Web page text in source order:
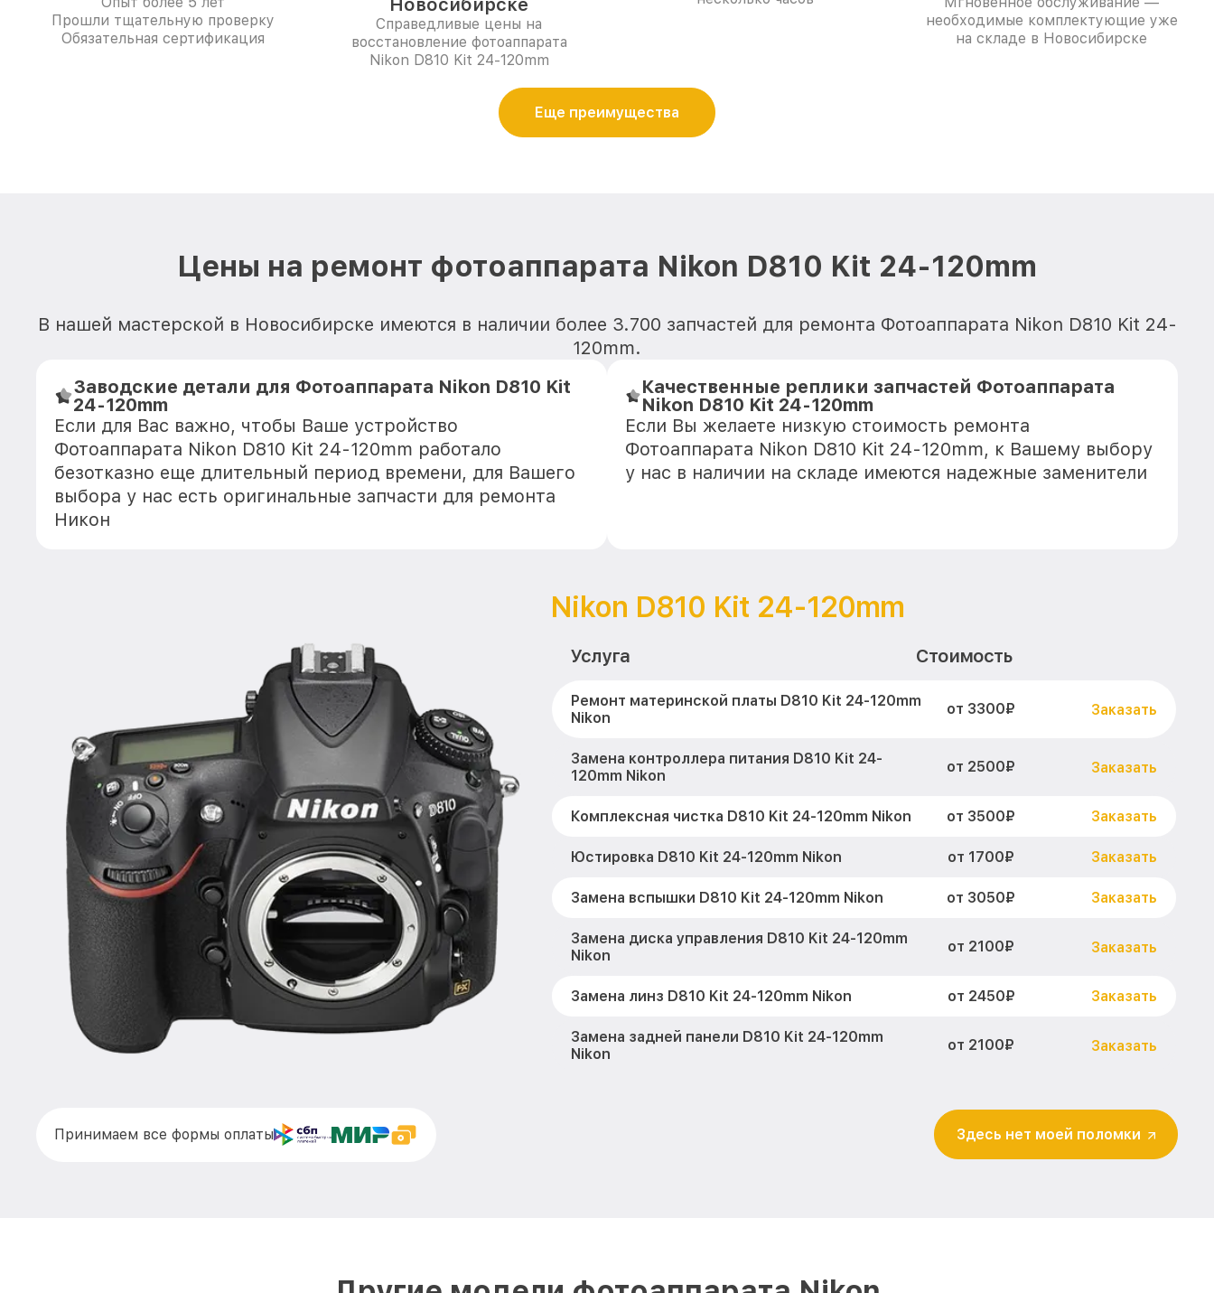
Прошли тщательную проверку
Обязательная сертификация
Новосибирске
Справедливые цены на
восстановление фотоаппарата
Nikon D810 Kit 24-120mm
необходимые комплектующие уже
на складе в Новосибирске
Еще преимущества
Цены на ремонт фотоаппарата Nikon D810 Kit 24-120mm
В нашей мастерской в Новосибирске имеются в наличии более 3.700 запчастей для ремонта Фотоаппарата Nikon D810 Kit 24-
120mm.
Заводские детали для Фотоаппарата Nikon D810 Kit
24-120mm
Если для Вас важно, чтобы Ваше устройство
Фотоаппарата Nikon D810 Kit 24-120mm работало
безотказно еще длительный период времени, для Вашего
выбора у нас есть оригинальные запчасти для ремонта
Никон
Качественные реплики запчастей Фотоаппарата
Nikon D810 Kit 24-120mm
Если Вы желаете низкую стоимость ремонта
Фотоаппарата Nikon D810 Kit 24-120mm, к Вашему выбору
у нас в наличии на складе имеются надежные заменители
Nikon D810 Kit 24-120mm
Услуга Стоимость
Ремонт материнской платы D810 Kit 24-120mm
Nikon
от 3300₽ Заказать
Замена контроллера питания D810 Kit 24-
120mm Nikon
от 2500₽ Заказать
Комплексная чистка D810 Kit 24-120mm Nikon от 3500₽ Заказать
Юстировка D810 Kit 24-120mm Nikon от 1700₽ Заказать
Замена вспышки D810 Kit 24-120mm Nikon от 3050₽ Заказать
Замена диска управления D810 Kit 24-120mm
Nikon
от 2100₽ Заказать
Замена линз D810 Kit 24-120mm Nikon от 2450₽ Заказать
Замена задней панели D810 Kit 24-120mm
Nikon
от 2100₽ Заказать
от 2850₽ Заказать
Nikon
Принимаем все формы оплаты Здесь нет моей поломки